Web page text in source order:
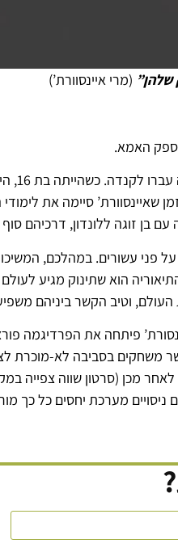
(מרי איינסוורת’)
ספק האמא.
סיימה את
בן זוגה ללונדון, דרכיהם
פני עשורים. במהלכם,
ביותר במאה ה-20. היסוד המרכזי של
העולם, וטיב הקשר ביניהם
פיתחה את הפרדיגמה
משחקים בסביבה לא-מוכרת
מכן (סרטון שווה צפייה
מערכת יחסים כל כך